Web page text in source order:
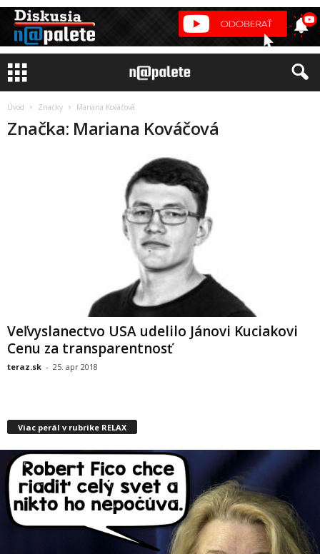
Úvod Značky Mariana Kováčová
Značka: Mariana Kováčová
Veľvyslanectvo USA udelilo Jánovi Kuciakovi
Cenu za transparentnosť
teraz.sk - 25. apr 2018
Viac perál v rubrike RELAX